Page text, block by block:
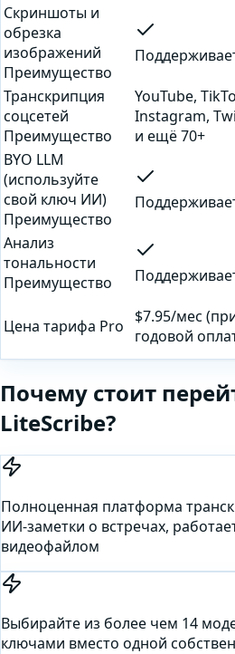
Скриншоты и
обрезка
изображений
Преимущество
Транскрипция
соцсетей
Преимущество
YouTube,
Instagram,
и ещё 70+
BYO LLM
(используйте
свой ключ ИИ)
Преимущество
Анализ
тональности
Преимущество
Цена тарифа Pro
$7.95/мес
годовой
Почему стоит
LiteScribe?
Полноценная платформа
ИИ-заметки о встречах,
видеофайлом
Выбирайте из более чем 14
ключами вместо одной